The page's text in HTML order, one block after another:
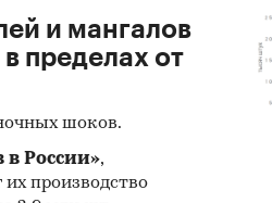
и мангалов
пределах от
шоков.
России»,
их производство